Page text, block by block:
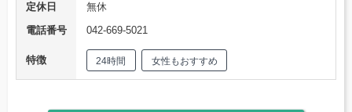
定休日
無休
電話番号
042-669-5021
特徴 24時間 女性もおすすめ